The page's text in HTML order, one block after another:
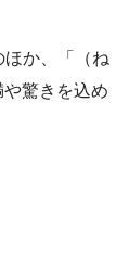
ほか、「（ね
驚きを込め